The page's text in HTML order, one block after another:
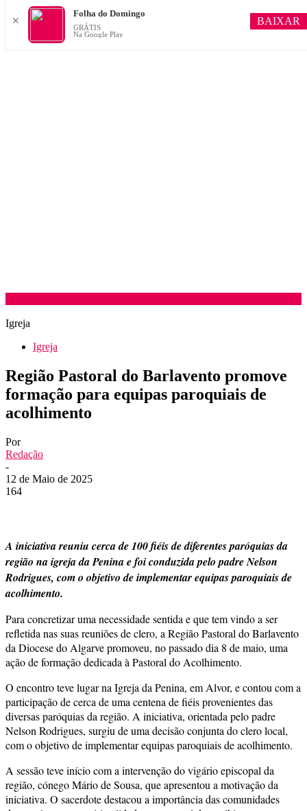
Igreja
Igreja
Região Pastoral do Barlavento promove
formação para equipas paroquiais de
acolhimento
Por
Redação
-
12 de Maio de 2025
164
A iniciativa reuniu cerca de 100 fiéis de diferentes paróquias da
região na igreja da Penina e foi conduzida pelo padre Nelson
Rodrigues, com o objetivo de implementar equipas paroquiais de
acolhimento.
Para concretizar uma necessidade sentida e que tem vindo a ser
refletida nas suas reuniões de clero, a Região Pastoral do Barlavento
da Diocese do Algarve promoveu, no passado dia 8 de maio, uma
ação de formação dedicada à Pastoral do Acolhimento.
O encontro teve lugar na Igreja da Penina, em Alvor, e contou com a
participação de cerca de uma centena de fiéis provenientes das
diversas paróquias da região. A iniciativa, orientada pelo padre
Nelson Rodrigues, surgiu de uma decisão conjunta do clero local,
com o objetivo de implementar equipas paroquiais de acolhimento.
A sessão teve início com a intervenção do vigário episcopal da
região, cónego Mário de Sousa, que apresentou a motivação da
iniciativa. O sacerdote destacou a importância das comunidades
✕
Folha do Domingo
GRÁTIS
Na Google Play
BAIXAR